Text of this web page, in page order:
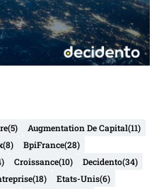
(5) Augmentation De Capital(11)
(8) BpiFrance(28)
Croissance(10) Decidento(34)
(18) Etats-Unis(6)